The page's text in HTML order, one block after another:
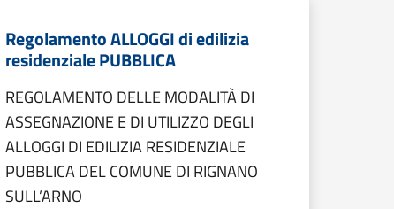
Regolamento ALLOGGI di edilizia
residenziale PUBBLICA
REGOLAMENTO DELLE MODALITÀ DI
ASSEGNAZIONE E DI UTILIZZO DEGLI
ALLOGGI DI EDILIZIA RESIDENZIALE
PUBBLICA DEL COMUNE DI RIGNANO
SULL’ARNO